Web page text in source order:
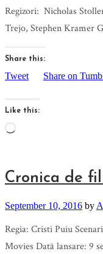
Regizori: Nicholas
Trejo, Stephen Kramer
Share this:
Tweet Share on
Like this:
Loading…
Cronica de
September 10, 2016 by
Regia: Cristi Puiu
Movies Dată lansare: 9